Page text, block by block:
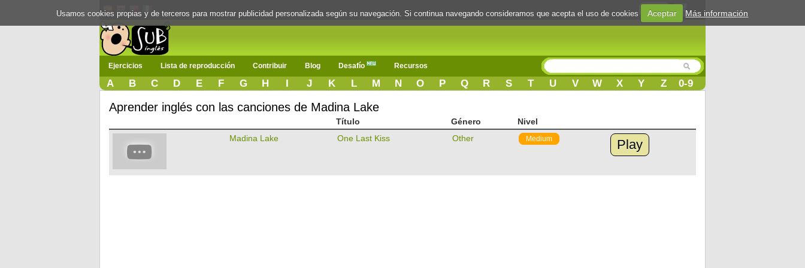
Login
Ejercicios Lista de reproducción Contribuir Blog Desafío Recursos
A B C D E F G H I J K L M N O P Q R S T U V W X Y Z 0-9
Aprender inglés con las canciones de Madina Lake
Título Género
Nivel
Madina Lake
One Last Kiss Other Medium Play
Usamos cookies propias y de terceros para mostrar publicidad personalizada según su navegación. Si continua navegando consideramos que acepta el uso de cookies Aceptar Más información